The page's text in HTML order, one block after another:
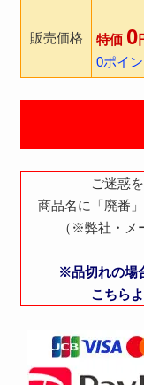
販売価格 特価 0
0ポイ
ご迷惑
商品名に「廃番
（※弊社・メ
※品切れの場
こちら